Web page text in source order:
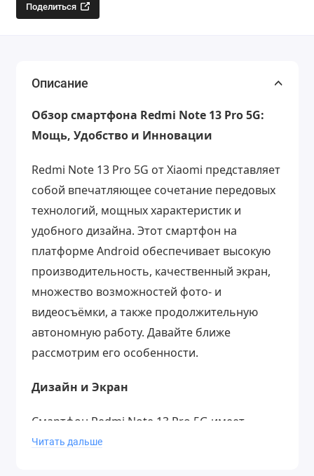
Поделиться
Описание
Обзор смартфона Redmi Note 13 Pro 5G:
Мощь, Удобство и Инновации
Redmi Note 13 Pro 5G от Xiaomi представляет
собой впечатляющее сочетание передовых
технологий, мощных характеристик и
удобного дизайна. Этот смартфон на
платформе Android обеспечивает высокую
производительность, качественный экран,
множество возможностей фото- и
видеосъёмки, а также продолжительную
автономную работу. Давайте ближе
рассмотрим его особенности.
Дизайн и Экран
Смартфон Redmi Note 13 Pro 5G имеет
стильный и современный дизайн, который
Читать дальше